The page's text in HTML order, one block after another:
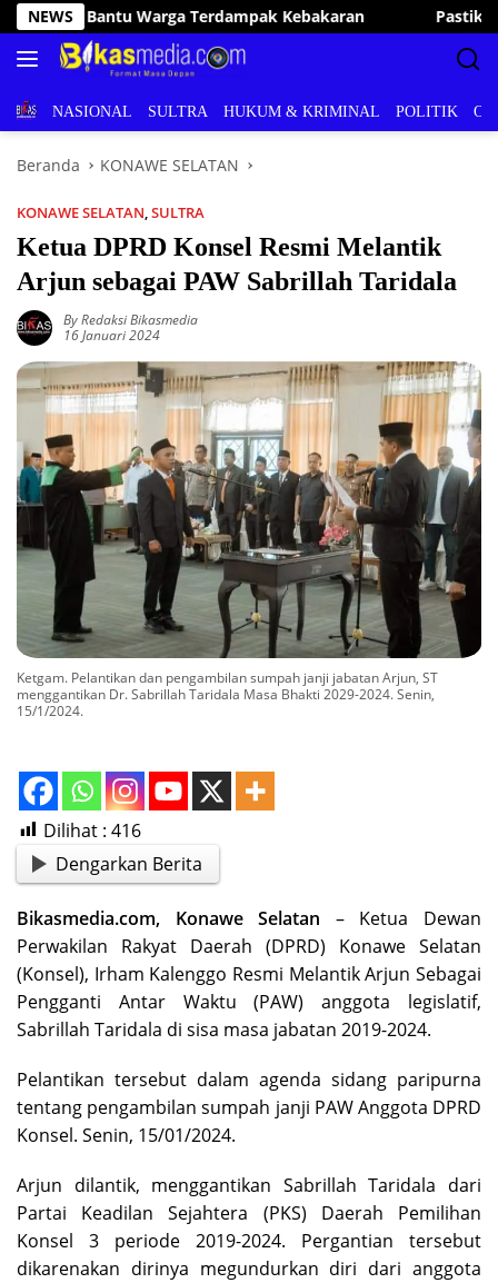
Langsung
ke
konten
NEWS Pastikan Pelayanan Publik Optimal, Irham Kalenggo
BERITANASIONAL SULTRA HUKUM & KRIMINAL POLITIK
Beranda KONAWE SELATAN
KONAWE SELATAN,SULTRA
Ketua DPRD Konsel Resmi Melantik
Arjun sebagai PAW Sabrillah Taridala
By Redaksi Bikasmedia
16 Januari 2024
Ketgam. Pelantikan dan pengambilan sumpah janji jabatan Arjun, ST
menggantikan Dr. Sabrillah Taridala Masa Bhakti 2029-2024. Senin,
15/1/2024.
Dilihat : 416
Dengarkan Berita
Bikasmedia.com, Konawe Selatan – Ketua Dewan
Perwakilan Rakyat Daerah (DPRD) Konawe Selatan
(Konsel), Irham Kalenggo Resmi Melantik Arjun Sebagai
Pengganti Antar Waktu (PAW) anggota legislatif,
Sabrillah Taridala di sisa masa jabatan 2019-2024.
Pelantikan tersebut dalam agenda sidang paripurna
tentang pengambilan sumpah janji PAW Anggota DPRD
Konsel. Senin, 15/01/2024.
Arjun dilantik, menggantikan Sabrillah Taridala dari
Partai Keadilan Sejahtera (PKS) Daerah Pemilihan
Konsel 3 periode 2019-2024. Pergantian tersebut
dikarenakan dirinya megundurkan diri dari anggota